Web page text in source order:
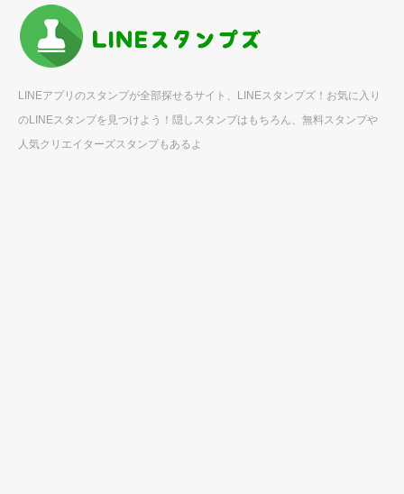
LINEアプリのスタンプが全部探せるサイト、LINEスタンプズ！お気に入り
のLINEスタンプを見つけよう！隠しスタンプはもちろん、無料スタンプや
人気クリエイターズスタンプもあるよ